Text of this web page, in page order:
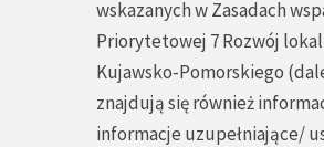
wskazanych w Zasadach
Priorytetowej 7 Rozwój
Kujawsko-Pomorskiego
znajdują się również
informacje uzupełniające/